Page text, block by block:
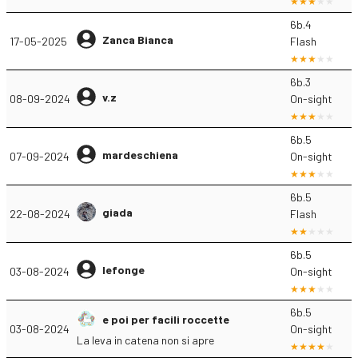
17-05-2025 Zanca Bianca
6b.4
Flash
08-09-2024 v.z
6b.3
On-sight
07-09-2024 mardeschiena
6b.5
On-sight
22-08-2024 giada
6b.5
Flash
03-08-2024 lefonge
6b.5
On-sight
03-08-2024
e poi per facili roccette
La leva in catena non si apre
6b.5
On-sight